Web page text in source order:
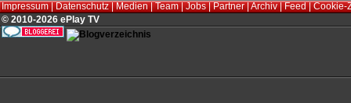
Impressum|Datenschutz|Medien|Team|Jobs|Partner|Archiv|Feed|Cookie-
© 2010-2026 ePlay TV